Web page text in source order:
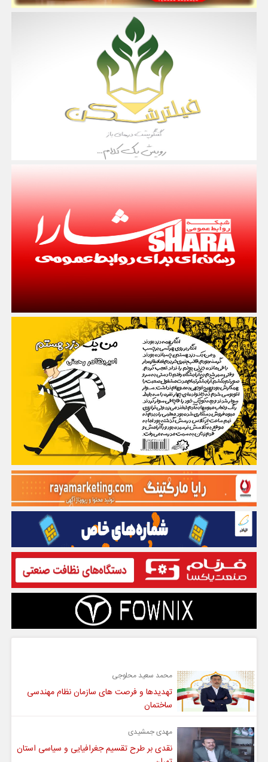
محمد سعید محلوجی
تهدیدها و فرصت های سازمان نظام مهندسی
ساختمان
مهدی جمشیدی
نقدی بر طرح تقسیم جغرافیایی و سیاسی استان